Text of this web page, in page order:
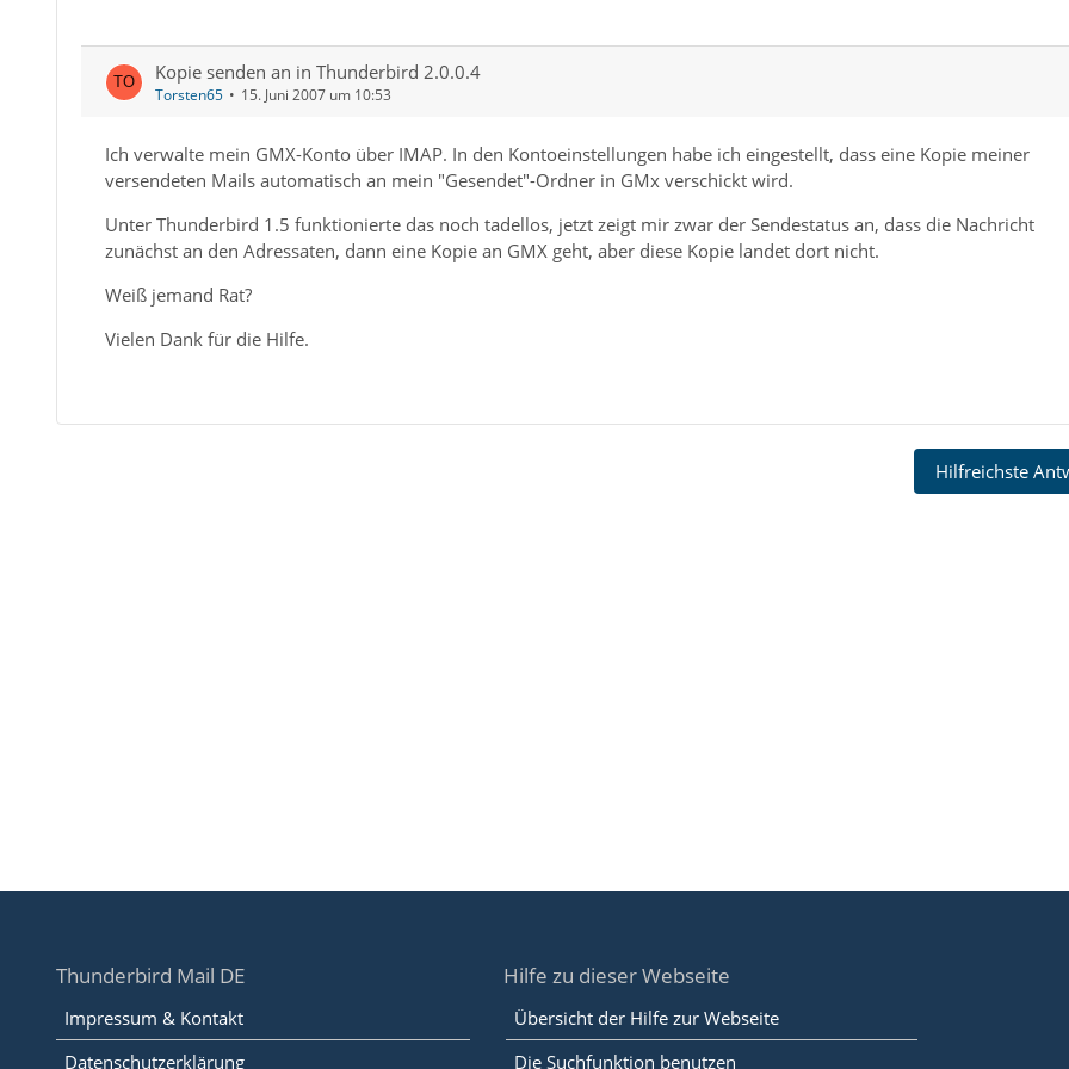
Kopie senden an in Thunderbird 2.0.0.4
Torsten65 15. Juni 2007 um 10:53
Ich verwalte mein GMX-Konto über IMAP. In den Kontoeinstellungen habe ich eingestellt, dass eine Kopie meiner
versendeten Mails automatisch an mein "Gesendet"-Ordner in GMx verschickt wird.
Unter Thunderbird 1.5 funktionierte das noch tadellos, jetzt zeigt mir zwar der Sendestatus an, dass die Nachricht
zunächst an den Adressaten, dann eine Kopie an GMX geht, aber diese Kopie landet dort nicht.
Weiß jemand Rat?
Vielen Dank für die Hilfe.
Hilfreichste
Thunderbird Mail DE
Impressum & Kontakt
Datenschutzerklärung
Hilfe zu dieser Webseite
Übersicht der Hilfe zur Webseite
Die Suchfunktion benutzen